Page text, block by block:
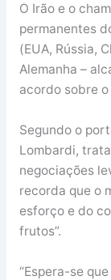
O Irão e o
permanentes
(EUA, Rússia,
Alemanha –
acordo sobre
Segundo o
Lombardi,
negociações
recorda que o
esforço e do
frutos”.
“Espera-se